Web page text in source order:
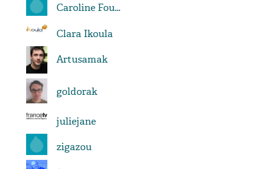
Caroline Fou...
Clara Ikoula
Artusamak
goldorak
juliejane
zigazou